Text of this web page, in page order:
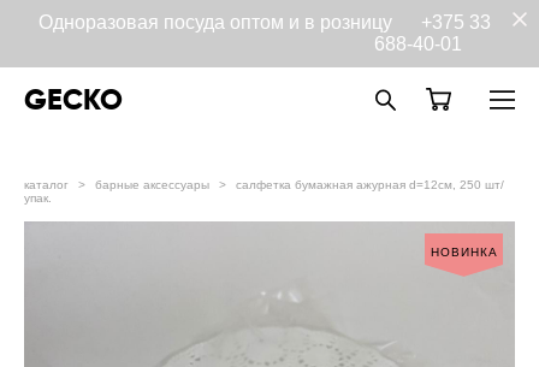
Одноразовая посуда оптом и в розницу +375 33
688-40-01
GECKO
каталог > барные аксессуары >
салфетка бумажная ажурная d=12см, 250 шт/
упак.
НОВИНКА